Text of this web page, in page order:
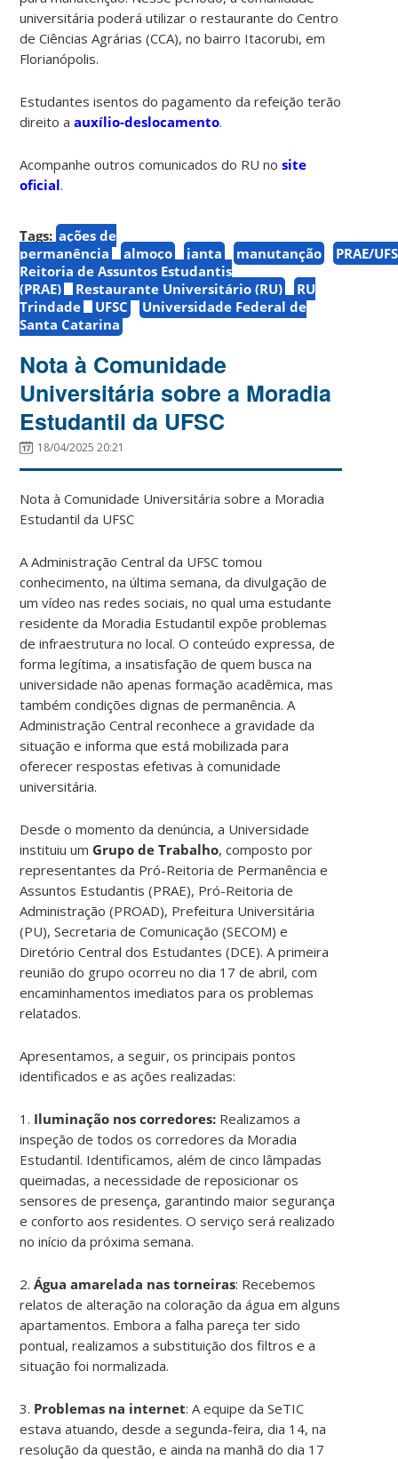
universitária poderá utilizar o restaurante do Centro
de Ciências Agrárias (CCA), no bairro Itacorubi, em
Florianópolis.
Estudantes isentos do pagamento da refeição terão
direito aauxílio-deslocamento.
Acompanhe outros comunicados do RU nosite
oficial.
Tags: ações de
permanência
almoço janta manutanção
PRAE/
Reitoria de Assuntos Estudantis
(PRAE)
Restaurante Universitário (RU)
RU
Trindade
UFSC
Universidade Federal de
Santa Catarina
Nota à Comunidade
Universitária sobre a Moradia
Estudantil da UFSC
18/04/2025 20:21
Nota à Comunidade Universitária sobre a Moradia
Estudantil da UFSC
A Administração Central da UFSC tomou
conhecimento, na última semana, da divulgação de
um vídeo nas redes sociais, no qual uma estudante
residente da Moradia Estudantil expõe problemas
de infraestrutura no local. O conteúdo expressa, de
forma legítima, a insatisfação de quem busca na
universidade não apenas formação acadêmica, mas
também condições dignas de permanência. A
Administração Central reconhece a gravidade da
situação e informa que está mobilizada para
oferecer respostas efetivas à comunidade
universitária.
Desde o momento da denúncia, a Universidade
instituiu um Grupo de Trabalho, composto por
representantes da Pró-Reitoria de Permanência e
Assuntos Estudantis (PRAE), Pró-Reitoria de
Administração (PROAD), Prefeitura Universitária
(PU), Secretaria de Comunicação (SECOM) e
Diretório Central dos Estudantes (DCE). A primeira
reunião do grupo ocorreu no dia 17 de abril, com
encaminhamentos imediatos para os problemas
relatados.
Apresentamos, a seguir, os principais pontos
identificados e as ações realizadas:
1.⁠ ⁠Iluminação nos corredores: Realizamos a
inspeção de todos os corredores da Moradia
Estudantil. Identificamos, além de cinco lâmpadas
queimadas, a necessidade de reposicionar os
sensores de presença, garantindo maior segurança
e conforto aos residentes. O serviço será realizado
no início da próxima semana.
2.⁠ ⁠Água amarelada nas torneiras: Recebemos
relatos de alteração na coloração da água em alguns
apartamentos. Embora a falha pareça ter sido
pontual, realizamos a substituição dos filtros e a
situação foi normalizada.
3.⁠ ⁠ Problemas na internet: A equipe da SeTIC
estava atuando, desde a segunda-feira, dia 14, na
resolução da questão, e ainda na manhã do dia 17